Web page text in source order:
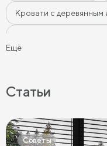
Кровати с деревянным
Кровати 120 х 200 с
Ещё
Статьи
Советы